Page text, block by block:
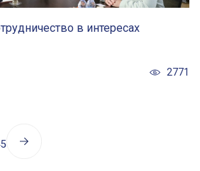
в интересах
2771